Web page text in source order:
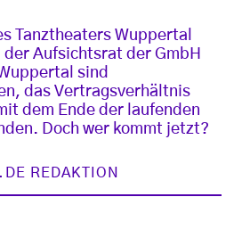
Tanztheaters Wuppertal
der Aufsichtsrat der GmbH
sind
das Vertragsverhältnis
dem Ende der laufenden
Doch wer kommt jetzt?
REDAKTION